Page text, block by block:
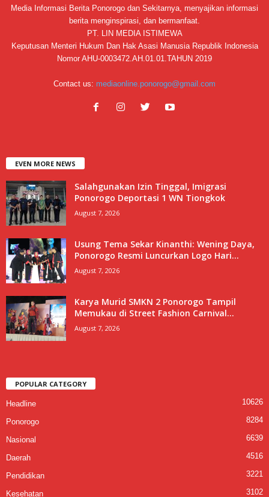
Media Informasi Berita Ponorogo dan Sekitarnya, menyajikan informasi
berita menginspirasi, dan bermanfaat.
PT. LIN MEDIA ISTIMEWA
Keputusan Menteri Hukum Dan Hak Asasi Manusia Republik Indonesia
Nomor AHU-0003472.AH.01.01.TAHUN 2019
Contact us: mediaonline.ponorogo@gmail.com
EVEN MORE NEWS
Salahgunakan Izin Tinggal, Imigrasi
Ponorogo Deportasi 1 WN Tiongkok
August 7, 2026
Usung Tema Sekar Kinanthi: Wening Daya,
Ponorogo Resmi Luncurkan Logo Hari...
August 7, 2026
Karya Murid SMKN 2 Ponorogo Tampil
Memukau di Street Fashion Carnival...
August 7, 2026
POPULAR CATEGORY
Headline 10626
Ponorogo 8284
Nasional 6639
Daerah 4516
Pendidikan 3221
Kesehatan 3102